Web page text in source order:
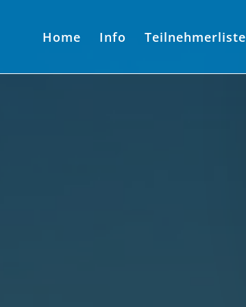
Home Info Teilnehmerliste